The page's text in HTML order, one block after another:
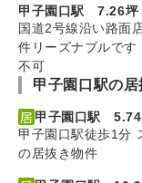
甲子園口駅 7.26坪
国道2号線沿い路面
件リーズナブルで
不可
甲子園口駅の
甲子園口駅
甲子園口駅徒歩1分
の居抜き物件